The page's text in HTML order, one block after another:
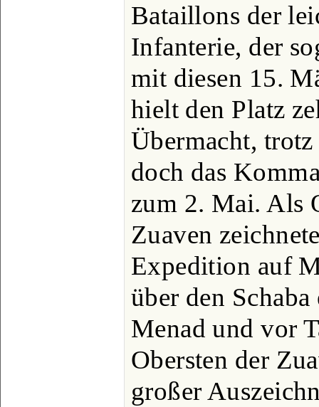
Bataillons der
Infanterie, der
mit diesen 15.
hielt den Platz
Übermacht,
doch das
zum 2. Mai. Als
Zuaven
Expedition auf
über den
Menad und vor
Obersten der
großer